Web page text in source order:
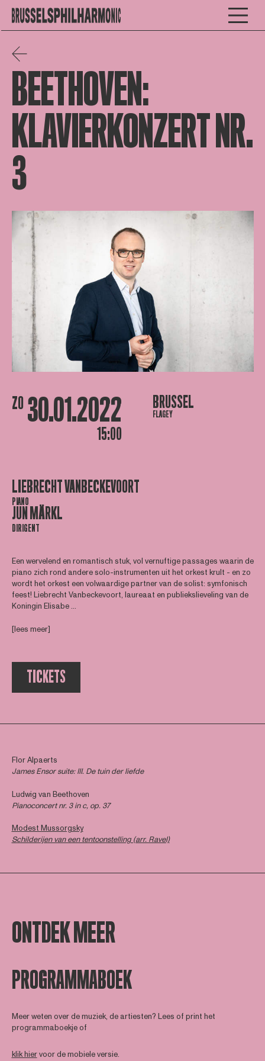
BEETHOVEN:
KLAVIERKONZERT NR.
3
ZO 30.01.2022
15:00
BRUSSEL
FLAGEY
LIEBRECHT VANBECKEVOORT
PIANO
JUN MÄRKL
DIRIGENT
Een wervelend en romantisch stuk, vol vernuftige passages waarin de
piano zich rond andere solo-instrumenten uit het orkest krult - en zo
wordt het orkest een volwaardige partner van de solist: symfonisch
feest! Liebrecht Vanbeckevoort, laureaat en publiekslieveling van de
Koningin Elisabe ...
[lees meer]
TICKETS
Flor Alpaerts
James Ensor suite: III. De tuin der liefde
Ludwig van Beethoven
Pianoconcert nr. 3 in c, op. 37
Modest Mussorgsky
Schilderijen van een tentoonstelling (arr. Ravel)
ONTDEK MEER
PROGRAMMABOEK
Meer weten over de muziek, de artiesten? Lees of print het
programmaboekje of
klik hiervoor de mobiele versie.